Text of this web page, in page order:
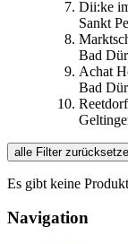
Dii:ke
Sankt
Bad
Achat
Bad
Reetdorf
alle Filter
Es gibt keine
Navigation